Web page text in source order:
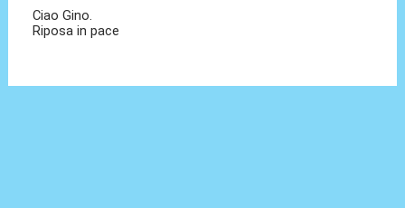
Ciao Gino.
Riposa in pace